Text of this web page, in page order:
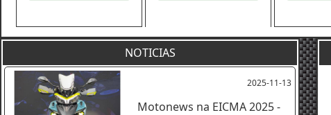
NOTICIAS
2025-11-13
Motonews na EICMA 2025 -